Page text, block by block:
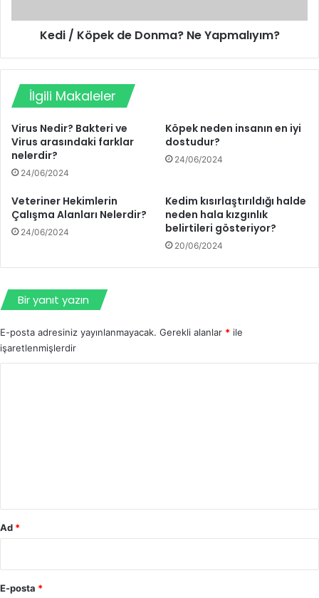
Kedi / Köpek de Donma? Ne Yapmalıyım?
İlgili Makaleler
Virus Nedir? Bakteri ve
Virus arasındaki farklar
nelerdir?
24/06/2024
Köpek neden insanın en iyi
dostudur?
24/06/2024
Veteriner Hekimlerin
Çalışma Alanları Nelerdir?
24/06/2024
Kedim kısırlaştırıldığı halde
neden hala kızgınlık
belirtileri gösteriyor?
20/06/2024
Bir yanıt yazın
E-posta adresiniz yayınlanmayacak. Gerekli alanlar * ile
işaretlenmişlerdir
Ad *
E-posta *